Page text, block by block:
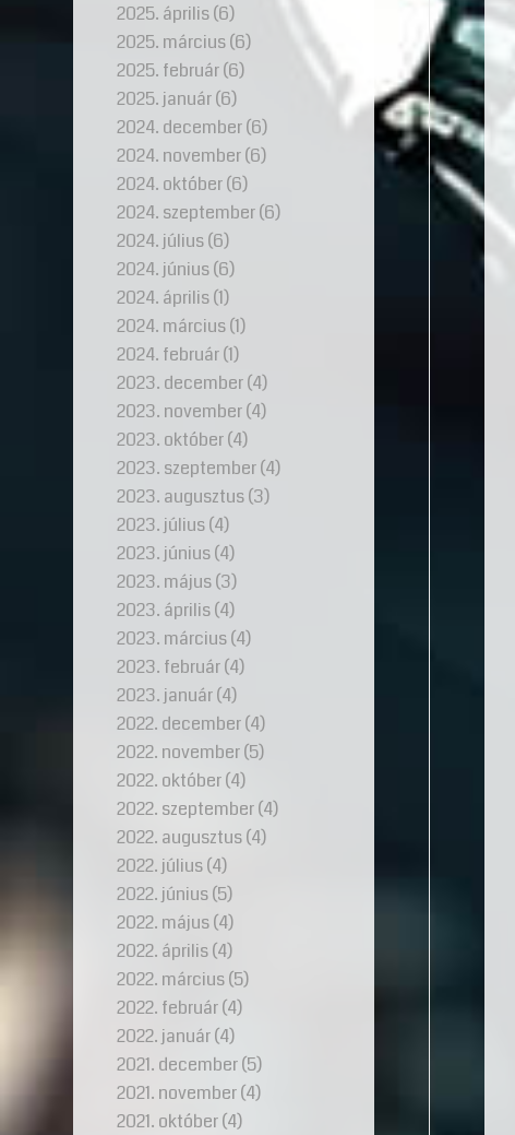
2025. április(6)
2025. március(6)
2025. február(6)
2025. január(6)
2024. december(6)
2024. november(6)
2024. október(6)
2024. szeptember(6)
2024. július(6)
2024. június(6)
2024. április(1)
2024. március(1)
2024. február(1)
2023. december(4)
2023. november(4)
2023. október(4)
2023. szeptember(4)
2023. augusztus(3)
2023. július(4)
2023. június(4)
2023. május(3)
2023. április(4)
2023. március(4)
2023. február(4)
2023. január(4)
2022. december(4)
2022. november(5)
2022. október(4)
2022. szeptember(4)
2022. augusztus(4)
2022. július(4)
2022. június(5)
2022. május(4)
2022. április(4)
2022. március(5)
2022. február(4)
2022. január(4)
2021. december(5)
2021. november(4)
2021. október(4)